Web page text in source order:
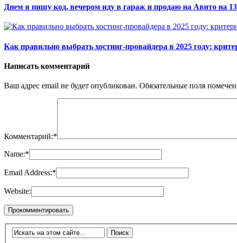
Днем я пишу код, вечером иду в гараж и продаю на Авито на
Как правильно выбрать хостинг-провайдера в 2025 году:
Написать комментарий
Ваш адрес email не будет опубликован. Обязательные поля
Комментарий:*
Name:*
Email Address:*
Website: